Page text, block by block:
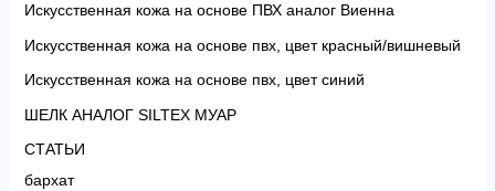
Искусственная кожа на основе ПВХ аналог Виенна
Искусственная кожа на основе пвх, цвет красный/вишневый
Искусственная кожа на основе пвх, цвет синий
ШЕЛК АНАЛОГ SILTEX МУАР
СТАТЬИ
бархат